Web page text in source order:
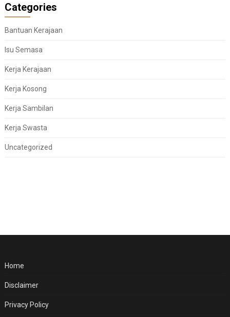
Categories
Bantuan Kerajaan
Isu Semasa
Kerja Kerajaan
Kerja Kosong
Kerja Sambilan
Kerja Swasta
Uncategorized
Home
Disclaimer
Privacy Policy